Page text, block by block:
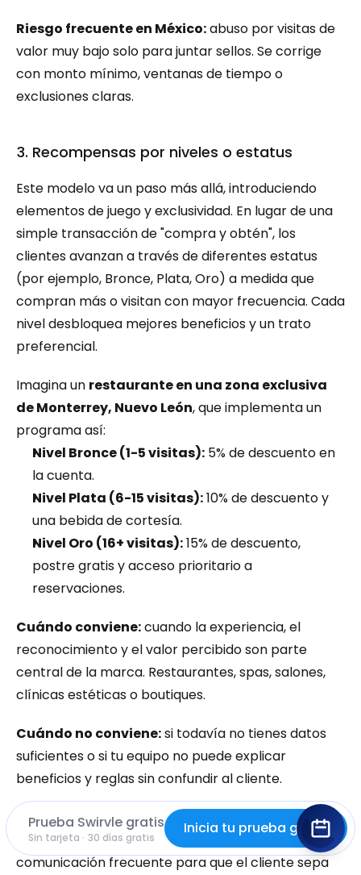
Riesgo frecuente en México: abuso por visitas de
valor muy bajo solo para juntar sellos. Se corrige
con monto mínimo, ventanas de tiempo o
exclusiones claras.
3. Recompensas por niveles o estatus
Este modelo va un paso más allá, introduciendo
elementos de juego y exclusividad. En lugar de una
simple transacción de "compra y obtén", los
clientes avanzan a través de diferentes estatus
(por ejemplo, Bronce, Plata, Oro) a medida que
compran más o visitan con mayor frecuencia. Cada
nivel desbloquea mejores beneficios y un trato
preferencial.
Imagina un restaurante en una zona exclusiva
de Monterrey, Nuevo León, que implementa un
programa así:
Nivel Bronce (1-5 visitas): 5% de descuento en
la cuenta.
Nivel Plata (6-15 visitas): 10% de descuento y
una bebida de cortesía.
Nivel Oro (16+ visitas): 15% de descuento,
postre gratis y acceso prioritario a
reservaciones.
Cuándo conviene: cuando la experiencia, el
reconocimiento y el valor percibido son parte
central de la marca. Restaurantes, spas, salones,
clínicas estéticas o boutiques.
Cuándo no conviene: si todavía no tienes datos
suficientes o si tu equipo no puede explicar
beneficios y reglas sin confundir al cliente.
Qué operación necesita:
consistente, seguimiento por historial y
comunicación frecuente para que el cliente sepa
Prueba Swirvle gratis
Sin tarjeta · 30 días gratis
Inicia tu prueba gratis